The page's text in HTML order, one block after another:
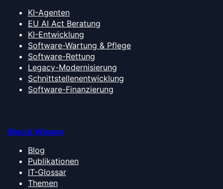
KI-Agenten
EU AI Act Beratung
KI-Entwicklung
Software-Wartung & Pflege
Software-Rettung
Legacy-Modernisierung
Schnittstellenentwicklung
Software-Finanzierung
Blog & Wissen
Blog
Publikationen
IT-Glossar
Themen